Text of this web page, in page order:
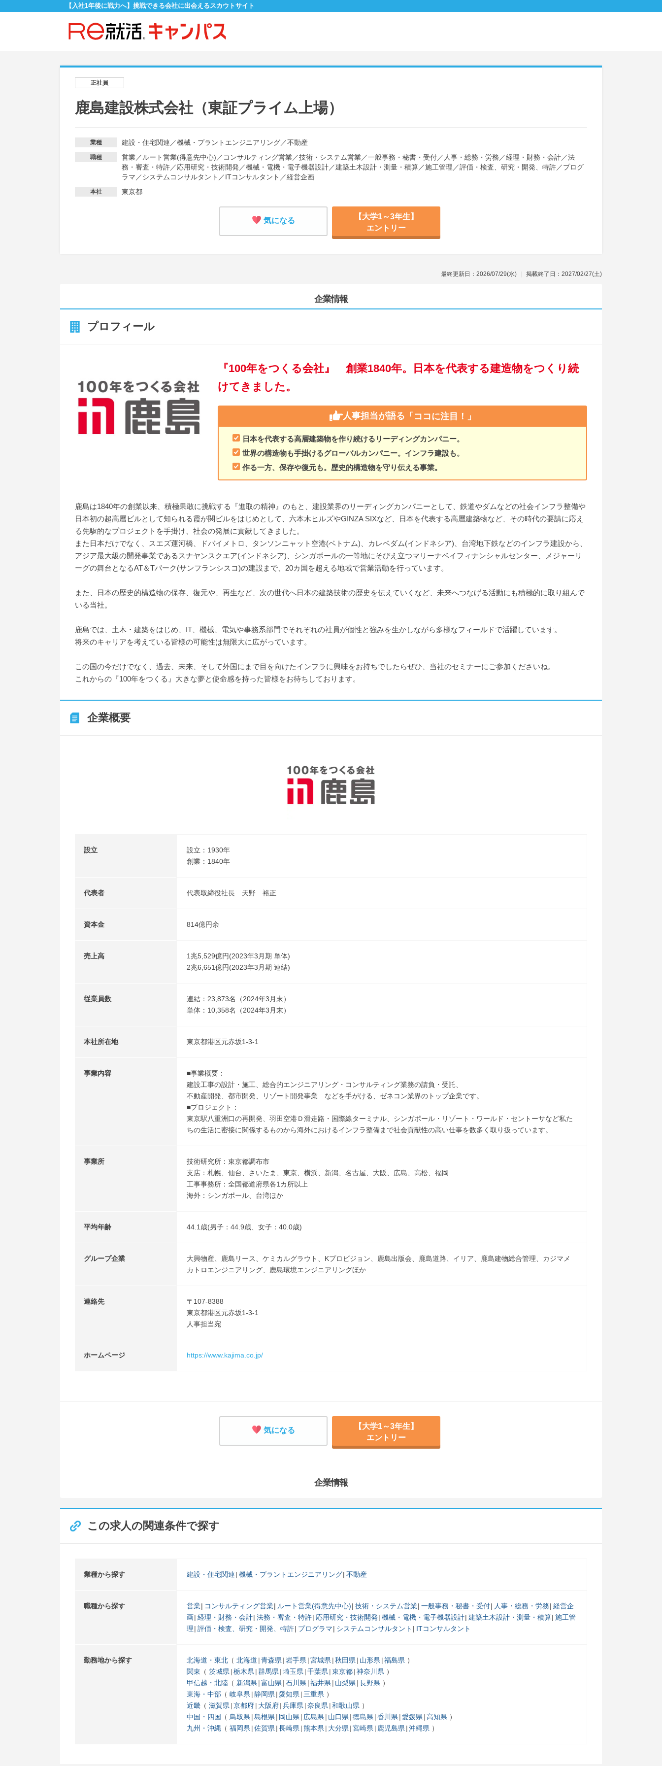
【入社1年後に戦力へ】挑戦できる会社に出会えるスカウトサイト
正社員
鹿島建設株式会社（東証プライム上場）
業種 建設・住宅関連 ／機械・プラントエンジニアリング／不動産
職種 営業／ ルート営業(得意先中心) ／ コンサルティング営業／技術・システム営業／一般事務・秘書・受付／ 人事・総務・労務 ／経理・財務・会計／法
務・審査・特許／応用研究・技術開発 ／機械・電機・電子機器設計／建築土木設計・測量・積算／施工管理 ／評価・検査、研究・開発、特許／プログ
ラマ ／システムコンサルタント ／ITコンサルタント ／経営企画
本社 東京都
気になる
【大学1～3年生】
エントリー
最終更新日：2026/07/29(水) 掲載終了日：2027/02/27(土)
企業情報
プロフィール
『100年をつくる会社』 創業1840年。日本を代表する建造物をつくり続
けてきました。
人事担当が語る 「ココに注目！」
日本を代表する高層建築物を作り続けるリーディングカンパニー。
世界の構造物も手掛けるグローバルカンパニー。インフラ建設も。
作る一方、保存や復元も。歴史的構造物を守り伝える事業。
鹿島は1840年の創業以来、積極果敢に挑戦する『進取の精神』のもと、建設業界のリーディングカンパニーとして、鉄道やダムなどの社会インフラ整備や
日本初の超高層ビルとして知られる霞が関ビルをはじめとして、六本木ヒルズやGINZA SIXなど、日本を代表する高層建築物など、その時代の要請に応え
る先駆的なプロジェクトを手掛け、社会の発展に貢献してきました。
また日本だけでなく、スエズ運河橋、ドバイメトロ、タンソンニャット空港(ベトナム)、カレベダム(インドネシア)、台湾地下鉄などのインフラ建設から、
アジア最大級の開発事業であるスナヤンスクエア(インドネシア)、シンガポールの一等地にそびえ立つマリーナベイフィナンシャルセンター、メジャーリ
ーグの舞台となるAT＆Tパーク(サンフランシスコ)の建設まで、20カ国を超える地域で営業活動を行っています。
また、日本の歴史的構造物の保存、復元や、再生など、次の世代へ日本の建築技術の歴史を伝えていくなど、未来へつなげる活動にも積極的に取り組んで
いる当社。
鹿島では、土木・建築をはじめ、IT、機械、電気や事務系部門でそれぞれの社員が個性と強みを生かしながら多様なフィールドで活躍しています。
将来のキャリアを考えている皆様の可能性は無限大に広がっています。
この国の今だけでなく、過去、未来、そして外国にまで目を向けたインフラに興味をお持ちでしたらぜひ、当社のセミナーにご参加くださいね。
これからの『100年をつくる』大きな夢と使命感を持った皆様をお待ちしております。
企業概要
設立
設立：1930年
創業：1840年
代表者 代表取締役社長 天野 裕正
資本金 814億円余
売上高
1兆5,529億円(2023年3月期 単体)
2兆6,651億円(2023年3月期 連結)
従業員数
連結：23,873名（2024年3月末）
単体：10,358名（2024年3月末）
本社所在地 東京都港区元赤坂1-3-1
事業内容
■事業概要：
建設工事の設計・施工、総合的エンジニアリング・コンサルティング業務の請負・受託、
不動産開発、都市開発、リゾート開発事業 などを手がける、ゼネコン業界のトップ企業です。
■プロジェクト：
東京駅八重洲口の再開発、羽田空港Ｄ滑走路・国際線ターミナル、シンガポール・リゾート・ワールド・セントーサなど私た
ちの生活に密接に関係するものから海外におけるインフラ整備まで社会貢献性の高い仕事を数多く取り扱っています。
事業所
技術研究所：東京都調布市
支店：札幌、仙台、さいたま、東京、横浜、新潟、名古屋、大阪、広島、高松、福岡
工事事務所：全国都道府県各1カ所以上
海外：シンガポール、台湾ほか
平均年齢 44.1歳(男子：44.9歳、女子：40.0歳)
グループ企業
大興物産、鹿島リース、ケミカルグラウト、Kプロビジョン、鹿島出版会、鹿島道路、イリア、鹿島建物総合管理、カジマメ
カトロエンジニアリング、鹿島環境エンジニアリングほか
連絡先
〒107-8388
東京都港区元赤坂1-3-1
人事担当宛
ホームページ https://www.kajima.co.jp/
気になる
【大学1～3年生】
エントリー
企業情報
この求人の関連条件で探す
業種から探す 建設・住宅関連 機械・プラントエンジニアリング 不動産
職種から探す 営業 コンサルティング営業 ルート営業(得意先中心) 技術・システム営業 一般事務・秘書・受付 人事・総務・労務 経営企
画 経理・財務・会計 法務・審査・特許 応用研究・技術開発 機械・電機・電子機器設計 建築土木設計・測量・積算 施工管
理 評価・検査、研究・開発、特許 プログラマ システムコンサルタント ITコンサルタント
勤務地から探す 北海道・東北 北海道 青森県 岩手県 宮城県 秋田県 山形県 福島県
関東
茨城県 栃木県 群馬県 埼玉県 千葉県 東京都 神奈川県
甲信越・北陸
新潟県 富山県 石川県 福井県 山梨県 長野県
東海・中部
岐阜県 静岡県 愛知県 三重県
近畿
滋賀県 京都府 大阪府 兵庫県 奈良県 和歌山県
中国・四国
鳥取県 島根県 岡山県 広島県 山口県 徳島県 香川県 愛媛県 高知県
九州・沖縄
福岡県 佐賀県 長崎県 熊本県 大分県 宮崎県 鹿児島県 沖縄県